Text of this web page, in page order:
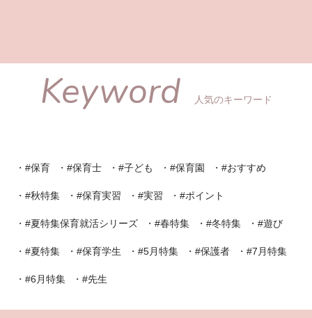
Keyword 人気のキーワード
#保育 #保育士 #子ども #保育園 #おすすめ
#秋特集 #保育実習 #実習 #ポイント
#夏特集保育就活シリーズ #春特集 #冬特集 #遊び
#夏特集 #保育学生 #5月特集 #保護者 #7月特集
#6月特集 #先生